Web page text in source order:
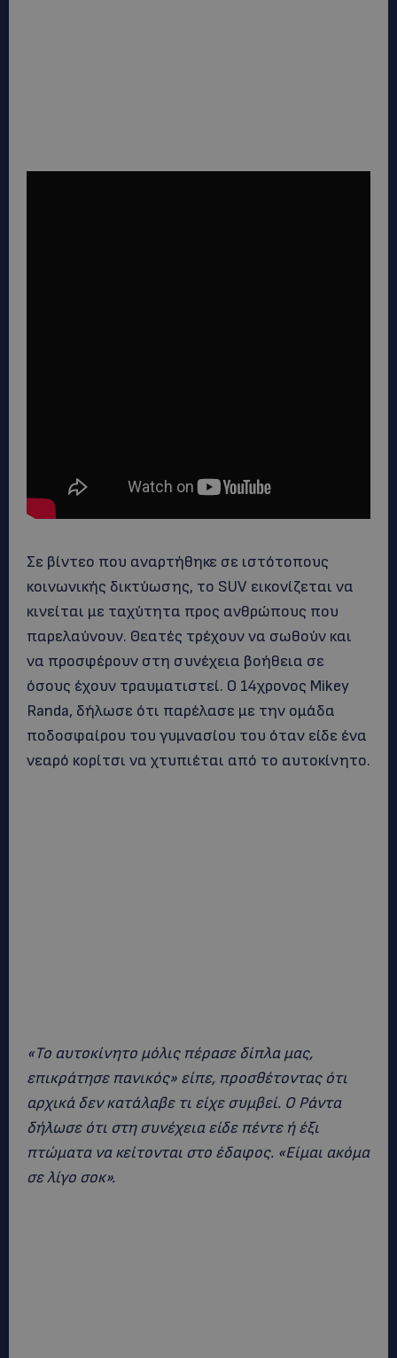
Σε βίντεο που αναρτήθηκε σε ιστότοπους
κοινωνικής δικτύωσης, το SUV εικονίζεται να
κινείται με ταχύτητα προς ανθρώπους που
παρελαύνουν. Θεατές τρέχουν να σωθούν και
να προσφέρουν στη συνέχεια βοήθεια σε
όσους έχουν τραυματιστεί. Ο 14χρονος Mikey
Randa, δήλωσε ότι παρέλασε με την ομάδα
ποδοσφαίρου του γυμνασίου του όταν είδε ένα
νεαρό κορίτσι να χτυπιέται από το αυτοκίνητο.
«Το αυτοκίνητο μόλις πέρασε δίπλα μας,
επικράτησε πανικός» είπε, προσθέτοντας ότι
αρχικά δεν κατάλαβε τι είχε συμβεί. Ο Ράντα
δήλωσε ότι στη συνέχεια είδε πέντε ή έξι
πτώματα να κείτονται στο έδαφος. «Είμαι ακόμα
σε λίγο σοκ».